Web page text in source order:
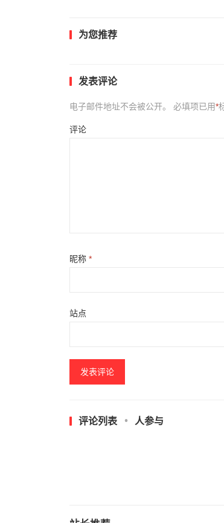
为您推荐
发表评论
电子邮件地址不会被公开。 必填项已用*
评论
昵称 *
站点
评论列表 人参与